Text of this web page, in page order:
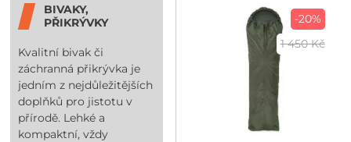
BIVAKY,
PŘIKRÝVKY
Kvalitní bivak či
záchranná přikrývka je
jedním z nejdůležitějších
doplňků pro jistotu v
přírodě. Lehké a
kompaktní, vždy
-20%
1 450 Kč